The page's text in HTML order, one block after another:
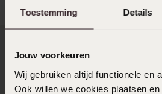
Toestemming Details
Jouw voorkeuren
Wij gebruiken altijd functionele en
Ook willen we cookies plaatsen